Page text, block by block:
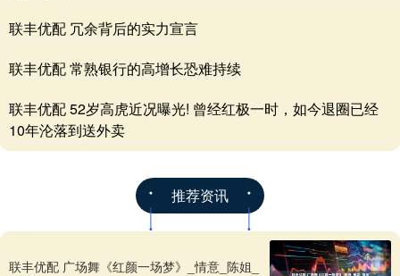
联丰优配 冗余背后的实力宣言
联丰优配 常熟银行的高增长恐难持续
联丰优配 52岁高虎近况曝光! 曾经红极一时，如今退圈已经
10年沦落到送外卖
推荐资讯
联丰优配 广场舞《红颜一场梦》_情意_陈姐_